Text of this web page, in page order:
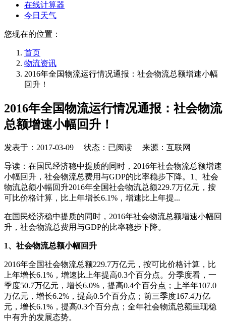
在线计算器
今日天气
您现在的位置：
首页
物流资讯
2016年全国物流运行情况通报：社会物流总额增速小幅
回升！
2016年全国物流运行情况通报：社会物流
总额增速小幅回升！
发表于： 2017-03-09 状态：已阅读 来源：互联网
导读：在国民经济稳中提质的同时，2016年社会物流总额增速
小幅回升，社会物流总费用与GDP的比率稳步下降。1、社会
物流总额小幅回升2016年全国社会物流总额229.7万亿元，按
可比价格计算，比上年增长6.1%，增速比上年提...
在国民经济稳中提质的同时，2016年社会物流总额增速小幅回
升，社会物流总费用与GDP的比率稳步下降。
1、社会物流总额小幅回升
2016年全国社会物流总额229.7万亿元，按可比价格计算，比
上年增长6.1%，增速比上年提高0.3个百分点。分季度看，一
季度50.7万亿元，增长6.0%，提高0.4个百分点；上半年107.0
万亿元，增长6.2%，提高0.5个百分点；前三季度167.4万亿
元，增长6.1%，提高0.3个百分点；全年社会物流总额呈现稳
中有升的发展态势。